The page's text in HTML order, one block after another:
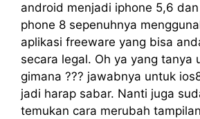
android menjadi iphone 5,6
phone 8 sepenuhnya
aplikasi freeware yang bisa
secara legal. Oh ya yang tanya
gimana ??? jawabnya untuk
jadi harap sabar. Nanti juga
temukan cara merubah